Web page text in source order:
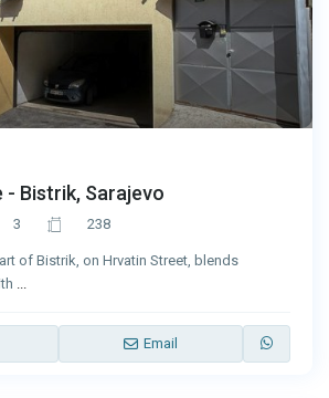
- Bistrik, Sarajevo
3 238
of Bistrik, on Hrvatin Street, blends
...
Email